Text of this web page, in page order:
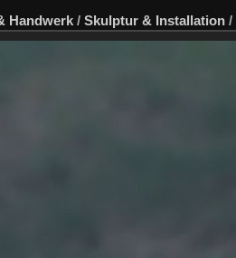
Handwerk / Skulptur & Installation /